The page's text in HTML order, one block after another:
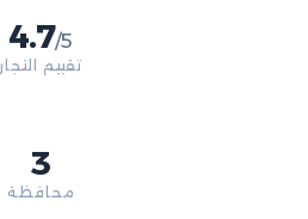
4.7/5
تقييم التجار
3
محافظة